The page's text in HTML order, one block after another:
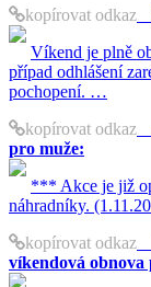
kopírovat odkaz
Víkend je plně
případ odhlášení
pochopení. …
kopírovat odkaz
pro muže:
*** Akce je již
náhradníky.
kopírovat odkaz
víkendová obnova